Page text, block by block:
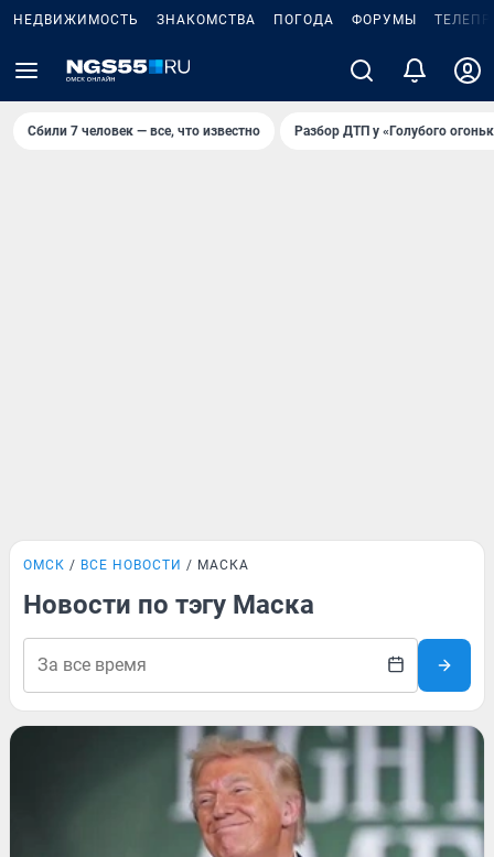
НЕДВИЖИМОСТЬ ЗНАКОМСТВА ПОГОДА ФОРУМЫ
Сбили 7 человек — все, что известно Разбор ДТП у «Голубого
ОМСК ВСЕ НОВОСТИ МАСКА
Новости по тэгу Маска